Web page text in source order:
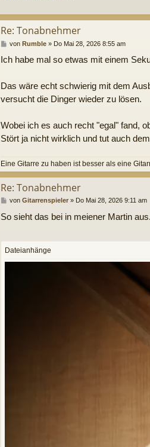
Re: Tonabnehmer
B
a
g
vonRumble » Do Mai 28, 2026 8:55 am
Ich habe mal so etwas mit einem
Das wäre echt schwierig mit dem
versucht die Dinger wieder zu lösen.
Wobei ich es auch recht "egal" fand,
Stört ja nicht wirklich und tut auch
Eine Gitarre zu haben ist besser als eine
Re: Tonabnehmer
B
i
g
vonGitarrenspieler » Do Mai 28, 2026 9:11 am
So sieht das bei in meiener Martin aus.
Dateianhänge